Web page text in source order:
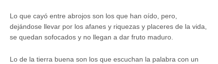
Lo que cayó entre abrojos son los que han oído, pero,
dejándose llevar por los afanes y riquezas y placeres de la vida,
se quedan sofocados y no llegan a dar fruto maduro.
Lo de la tierra buena son los que escuchan la palabra con un